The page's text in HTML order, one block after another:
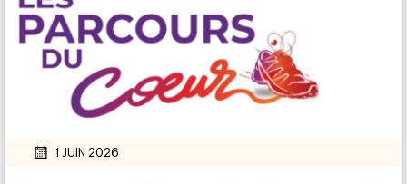
1 JUIN 2026